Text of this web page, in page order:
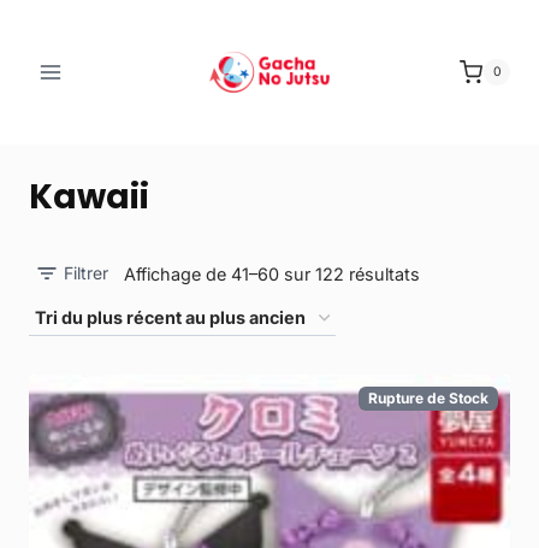
0
Kawaii
Filtrer Affichage de 41–60 sur 122 résultats
Rupture de Stock